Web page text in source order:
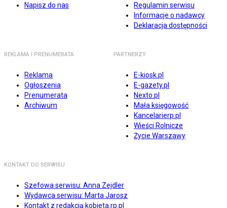
Napisz do nas
Regulamin serwisu
Informacje o nadawcy
Deklaracja dostępności
REKLAMA I PRENUMERATA
Reklama
Ogłoszenia
Prenumerata
Archiwum
PARTNERZY
E-kiosk.pl
E-gazety.pl
Nexto.pl
Mała księgowość
Kancelarierp.pl
Wieści Rolnicze
Życie Warszawy
KONTAKT DO SERWISU
Szefowa serwisu: Anna Zejdler
Wydawca serwisu: Marta Jarosz
Kontakt z redakcją kobieta.rp.pl